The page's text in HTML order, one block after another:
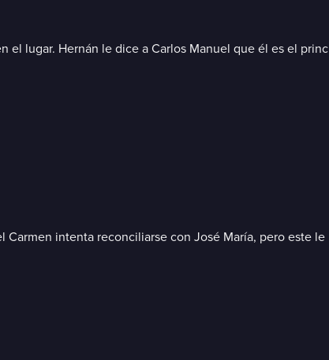
lugar. Hernán le dice a Carlos Manuel que él es el
intenta reconciliarse con José María, pero este